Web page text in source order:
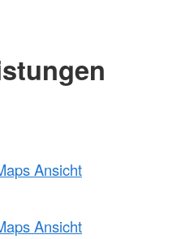
Ansicht
Ansicht